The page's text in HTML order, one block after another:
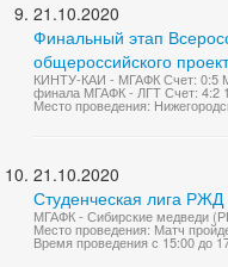
21.10.2020
Финальный этап
общероссийского
КИНТУ-КАИ - МГАФК Счет: 0:5
финала МГАФК - ЛГТ Счет: 4:2
Место проведения:
21.10.2020
Студенческая лига
МГАФК - Сибирские медведи
Место проведения: Матч
Время проведения с 15:00 до